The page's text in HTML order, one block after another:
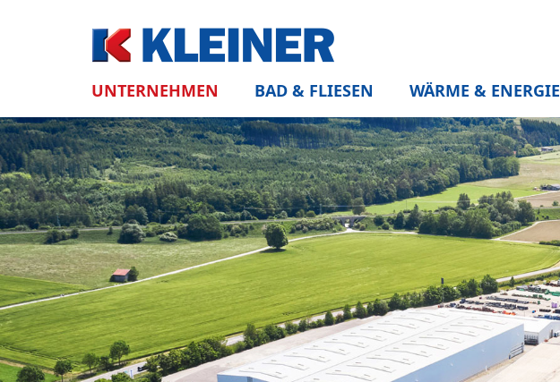
UNTERNEHMEN BAD & FLIESEN WÄRME & ENERGIE